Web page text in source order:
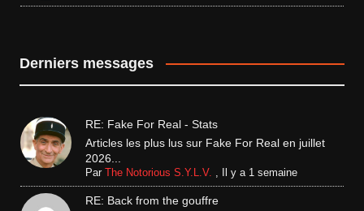
Derniers messages
RE: Fake For Real - Stats
Articles les plus lus sur Fake For Real en juillet
2026...
Par The Notorious S.Y.L.V. Il y a 1 semaine
RE: Back from the gouffre